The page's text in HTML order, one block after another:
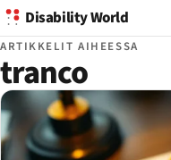
Disability World
ARTIKKELIT AIHEESSA
tranco